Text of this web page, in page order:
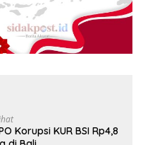
Korupsi KUR BSI Rp4,8